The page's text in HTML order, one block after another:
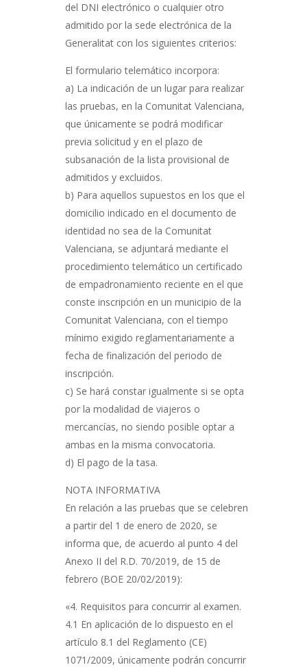
del DNI electrónico o cualquier otro
admitido por la sede electrónica de la
Generalitat con los siguientes criterios:
El formulario telemático incorpora:
a) La indicación de un lugar para realizar
las pruebas, en la Comunitat Valenciana,
que únicamente se podrá modificar
previa solicitud y en el plazo de
subsanación de la lista provisional de
admitidos y excluidos.
b) Para aquellos supuestos en los que el
domicilio indicado en el documento de
identidad no sea de la Comunitat
Valenciana, se adjuntará mediante el
procedimiento telemático un certificado
de empadronamiento reciente en el que
conste inscripción en un municipio de la
Comunitat Valenciana, con el tiempo
mínimo exigido reglamentariamente a
fecha de finalización del periodo de
inscripción.
c) Se hará constar igualmente si se opta
por la modalidad de viajeros o
mercancías, no siendo posible optar a
ambas en la misma convocatoria.
d) El pago de la tasa.
NOTA INFORMATIVA
En relación a las pruebas que se celebren
a partir del 1 de enero de 2020, se
informa que, de acuerdo al punto 4 del
Anexo II del R.D. 70/2019, de 15 de
febrero (BOE 20/02/2019):
«4. Requisitos para concurrir al examen.
4.1 En aplicación de lo dispuesto en el
artículo 8.1 del Reglamento (CE)
1071/2009, únicamente podrán concurrir